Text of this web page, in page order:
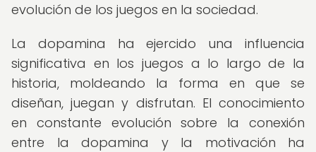
evolución de los juegos en la sociedad.
La dopamina ha ejercido una influencia
significativa en los juegos a lo largo de la
historia, moldeando la forma en que se
diseñan, juegan y disfrutan. El conocimiento
en constante evolución sobre la conexión
entre la dopamina y la motivación ha